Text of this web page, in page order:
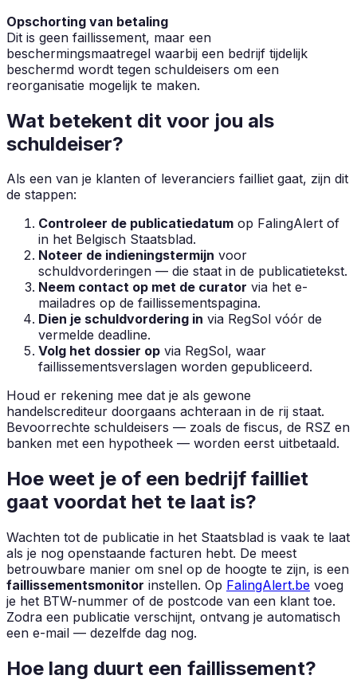
Opschorting van betaling
Dit is geen faillissement, maar een
beschermingsmaatregel waarbij een bedrijf tijdelijk
beschermd wordt tegen schuldeisers om een
reorganisatie mogelijk te maken.
Wat betekent dit voor jou als
schuldeiser?
Als een van je klanten of leveranciers failliet gaat, zijn dit
de stappen:
Controleer de publicatiedatum op FalingAlert of
in het Belgisch Staatsblad.
Noteer de indieningstermijn voor
schuldvorderingen — die staat in de publicatietekst.
Neem contact op met de curator via het e-
mailadres op de faillissementspagina.
Dien je schuldvordering in via RegSol vóór de
vermelde deadline.
Volg het dossier op via RegSol, waar
faillissementsverslagen worden gepubliceerd.
Houd er rekening mee dat je als gewone
handelscrediteur doorgaans achteraan in de rij staat.
Bevoorrechte schuldeisers — zoals de fiscus, de RSZ en
banken met een hypotheek — worden eerst uitbetaald.
Hoe weet je of een bedrijf failliet
gaat voordat het te laat is?
Wachten tot de publicatie in het Staatsblad is vaak te laat
als je nog openstaande facturen hebt. De meest
betrouwbare manier om snel op de hoogte te zijn, is een
faillissementsmonitor instellen. Op FalingAlert.be voeg
je het BTW-nummer of de postcode van een klant toe.
Zodra een publicatie verschijnt, ontvang je automatisch
een e-mail — dezelfde dag nog.
Hoe lang duurt een faillissement?